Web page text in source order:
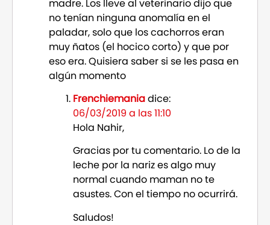
madre. Los lleve al veterinario dijo que
no tenían ninguna anomalía en el
paladar, solo que los cachorros eran
muy ñatos (el hocico corto) y que por
eso era. Quisiera saber si se les pasa en
algún momento
Frenchiemaniadice:
06/03/2019 a las 11:10
Hola Nahir,
Gracias por tu comentario. Lo de la
leche por la nariz es algo muy
normal cuando maman no te
asustes. Con el tiempo no ocurrirá.
Saludos!